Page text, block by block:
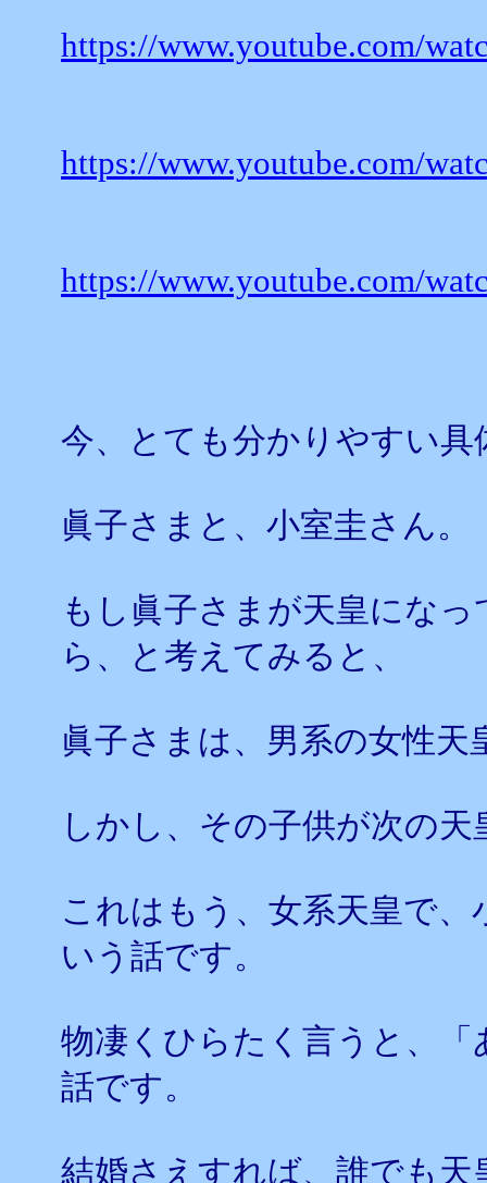
https://www.youtube.com/
https://www.youtube.com/
https://www.youtube.com/
今、とても分かりやすい具
眞子さまと、小室圭さん。
もし眞子さまが天皇にな
ら、と考えてみると、
眞子さまは、男系の女性天
しかし、その子供が次の
これはもう、女系天皇で
いう話です。
物凄くひらたく言うと、
話です。
結婚さえすれば、誰でも